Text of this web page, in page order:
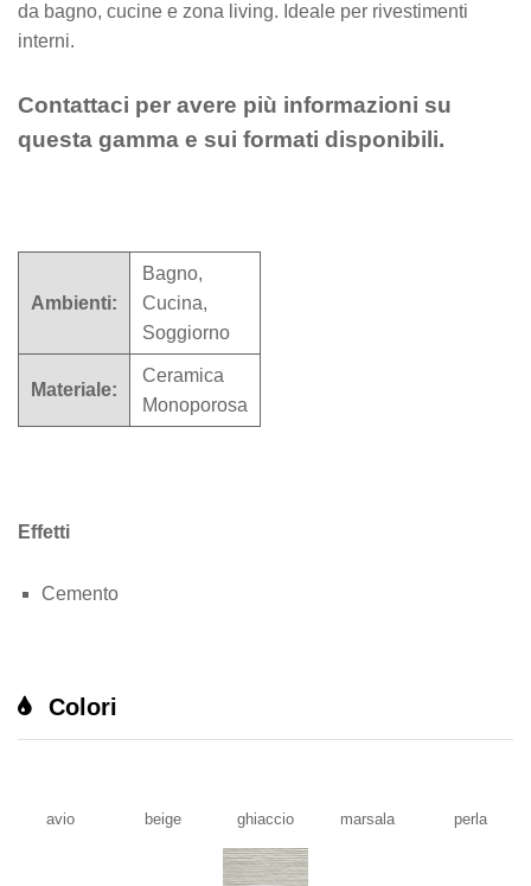
da bagno, cucine e zona living. Ideale per rivestimenti
interni.
Contattaci per avere più informazioni su
questa gamma e sui formati disponibili.
Ambienti:
Bagno,
Cucina,
Soggiorno
Materiale:
Ceramica
Monoporosa
Effetti
Cemento
Colori
avio beige ghiaccio marsala perla